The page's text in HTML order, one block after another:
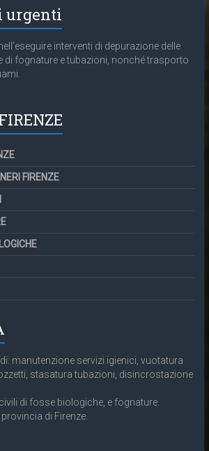
urgenti
interventi di depurazione delle
di fognature e tubazioni, nonché trasporto
FIRENZE
manutenzione servizi igienici, vuotatura
stasatura tubazioni, disincrostazione
di fosse biologiche, e fognature.
di Firenze.